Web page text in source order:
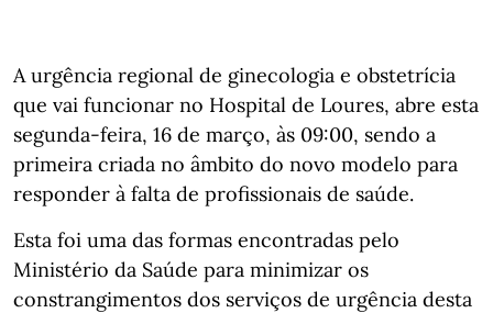
A urgência regional de ginecologia e obstetrícia
que vai funcionar no Hospital de Loures, abre esta
segunda-feira, 16 de março, às 09:00, sendo a
primeira criada no âmbito do novo modelo para
responder à falta de profissionais de saúde.
Esta foi uma das formas encontradas pelo
Ministério da Saúde para minimizar os
constrangimentos dos serviços de urgência desta